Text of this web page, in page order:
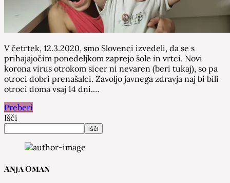
V četrtek, 12.3.2020, smo Slovenci izvedeli, da se s
prihajajočim ponedeljkom zaprejo šole in vrtci. Novi
korona virus otrokom sicer ni nevaren (beri tukaj), so pa
otroci dobri prenašalci. Zavoljo javnega zdravja naj bi bili
otroci doma vsaj 14 dni.…
Preberi
Išči
Išči
Anja Oman